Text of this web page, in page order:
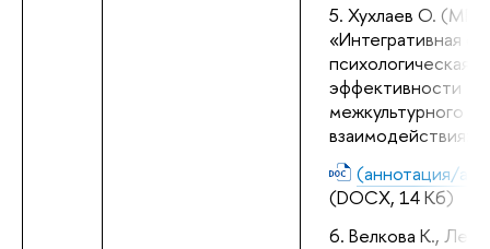
Хухлаев О.
«Интегративная
психологическая
эффективности
межкультурного
взаимодействия»
(аннотация/
(DOCX, 14 Кб)
Велкова К.,